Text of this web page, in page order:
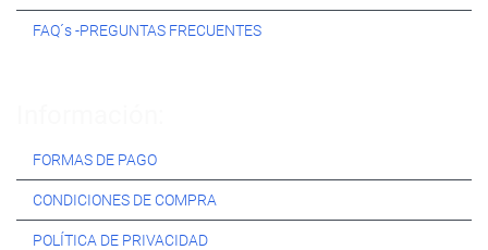
FAQ´s -PREGUNTAS FRECUENTES
FORMAS DE PAGO
CONDICIONES DE COMPRA
POLÍTICA DE PRIVACIDAD